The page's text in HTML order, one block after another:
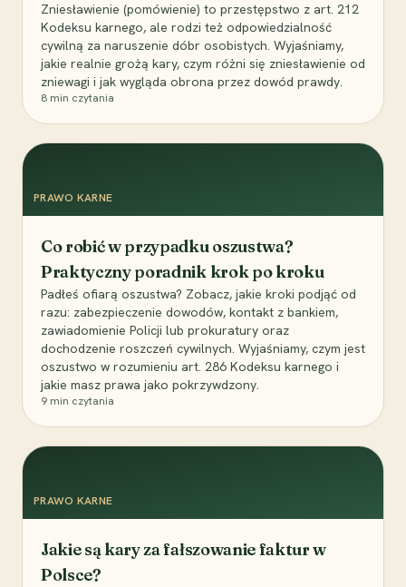
Zniesławienie (pomówienie) to przestępstwo z art. 212
Kodeksu karnego, ale rodzi też odpowiedzialność
cywilną za naruszenie dóbr osobistych. Wyjaśniamy,
jakie realnie grożą kary, czym różni się zniesławienie od
zniewagi i jak wygląda obrona przez dowód prawdy.
8 min czytania
PRAWO KARNE
Co robić w przypadku oszustwa?
Praktyczny poradnik krok po kroku
Padłeś ofiarą oszustwa? Zobacz, jakie kroki podjąć od
razu: zabezpieczenie dowodów, kontakt z bankiem,
zawiadomienie Policji lub prokuratury oraz
dochodzenie roszczeń cywilnych. Wyjaśniamy, czym jest
oszustwo w rozumieniu art. 286 Kodeksu karnego i
jakie masz prawa jako pokrzywdzony.
9 min czytania
PRAWO KARNE
Jakie są kary za fałszowanie faktur w
Polsce?